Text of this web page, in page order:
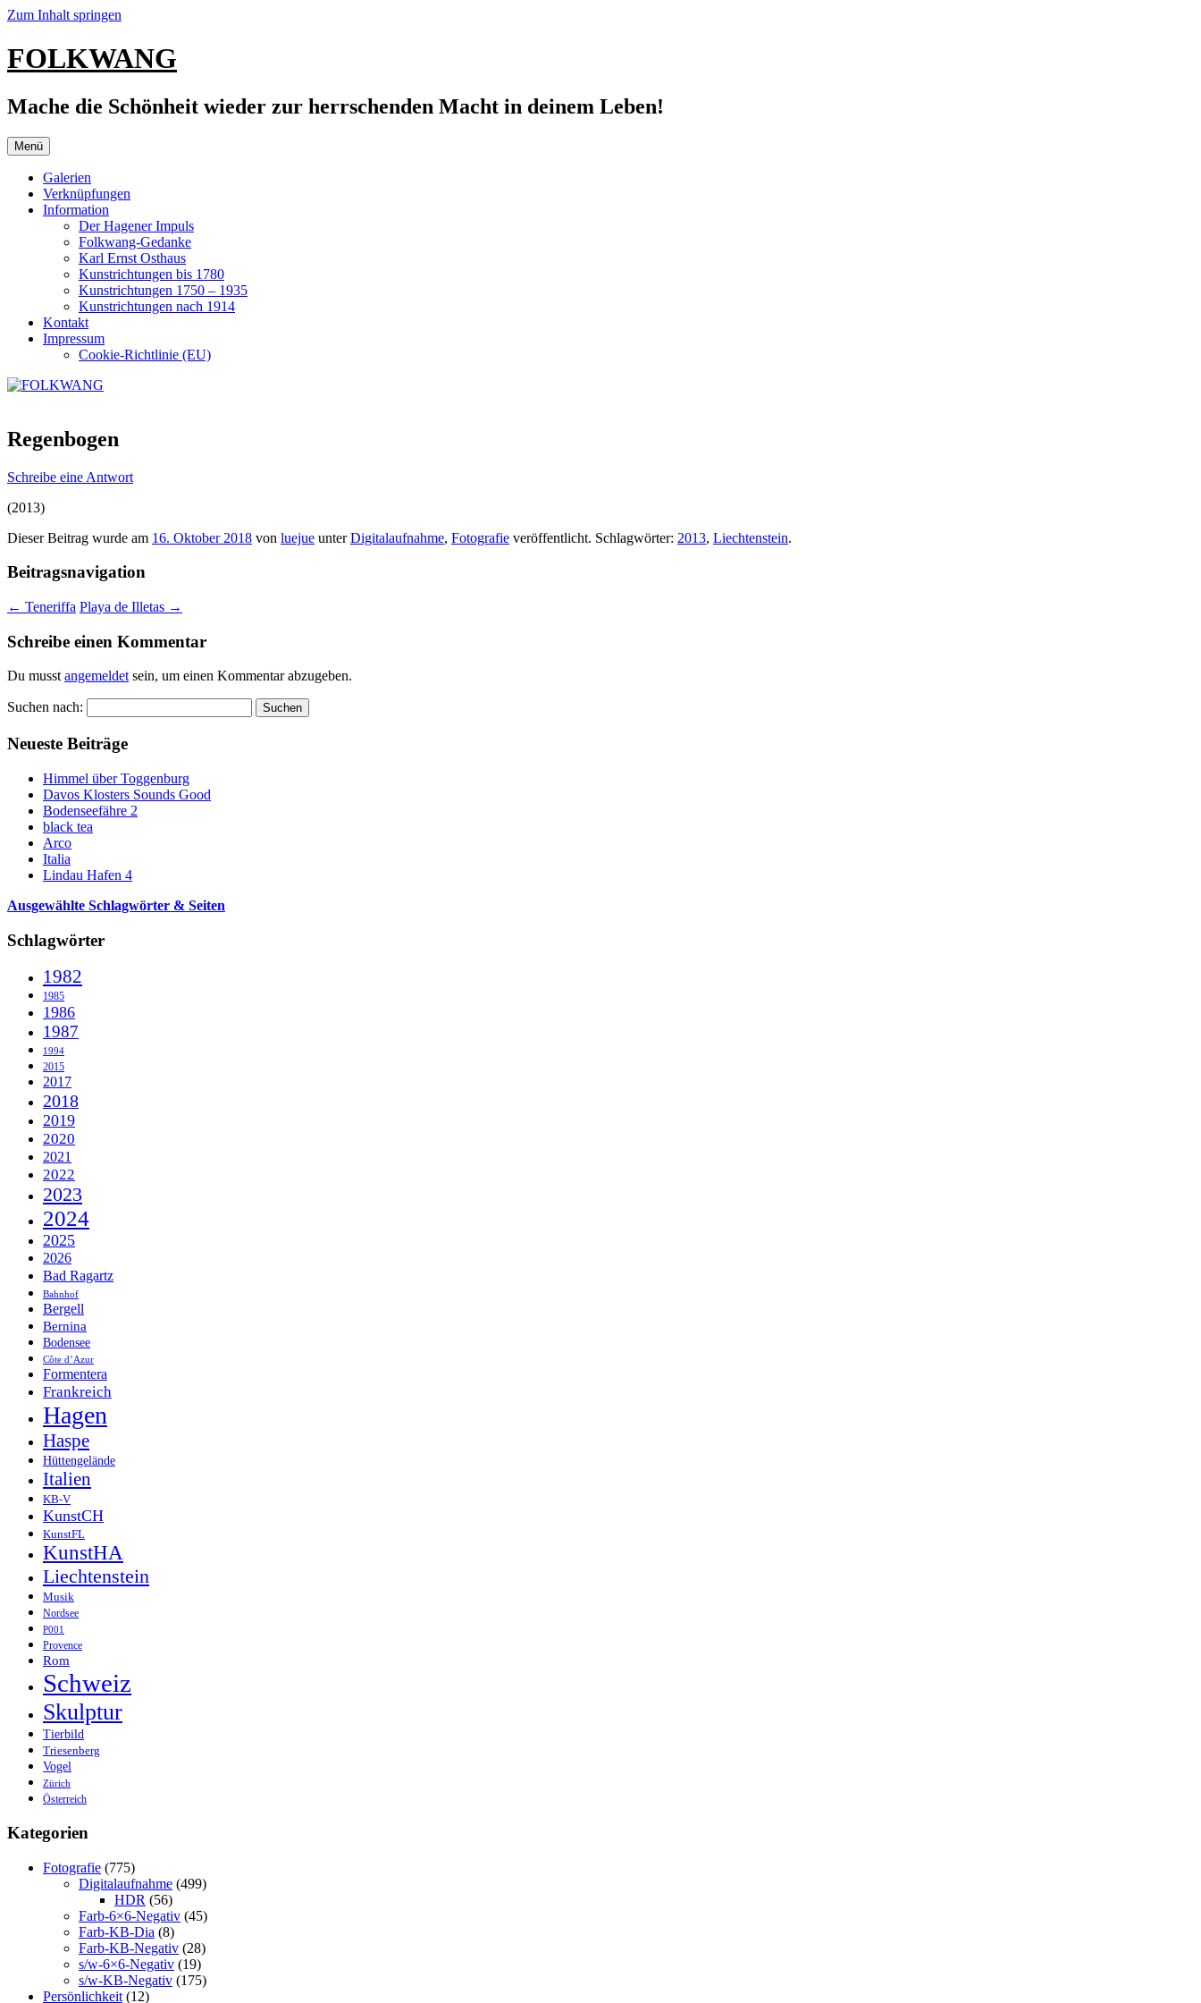
Zum Inhalt springen
FOLKWANG
Mache die Schönheit wieder zur herrschenden Macht in deinem Leben!
Menü
Galerien
Verknüpfungen
Information
Der Hagener Impuls
Folkwang-Gedanke
Karl Ernst Osthaus
Kunstrichtungen bis 1780
Kunstrichtungen 1750 – 1935
Kunstrichtungen nach 1914
Kontakt
Impressum
Cookie-Richtlinie (EU)
Regenbogen
Schreibe eine Antwort
(2013)
Dieser Beitrag wurde am 16. Oktober 2018 von luejue unterDigitalaufnahme, Fotografie veröffentlicht. Schlagwörter: 2013, Liechtenstein.
Beitragsnavigation
← Teneriffa Playa de Illetas →
Schreibe einen Kommentar
Du musstangemeldetsein, um einen Kommentar abzugeben.
Suchen nach:
Neueste Beiträge
Himmel über Toggenburg
Davos Klosters Sounds Good
Bodenseefähre 2
black tea
Arco
Italia
Lindau Hafen 4
Ausgewählte Schlagwörter & Seiten
Schlagwörter
1982
1985
1986
1987
1994
2015
2017
2018
2019
2020
2021
2022
2023
2024
2025
2026
Bad Ragartz
Bahnhof
Bergell
Bernina
Bodensee
Côte d’Azur
Formentera
Frankreich
Hagen
Haspe
Hüttengelände
Italien
KB-V
KunstCH
KunstFL
KunstHA
Liechtenstein
Musik
Nordsee
P001
Provence
Rom
Schweiz
Skulptur
Tierbild
Triesenberg
Vogel
Zürich
Österreich
Kategorien
Fotografie (775)
Digitalaufnahme (499)
HDR (56)
Farb-6×6-Negativ (45)
Farb-KB-Dia (8)
Farb-KB-Negativ (28)
s/w-6×6-Negativ (19)
s/w-KB-Negativ (175)
Persönlichkeit (12)